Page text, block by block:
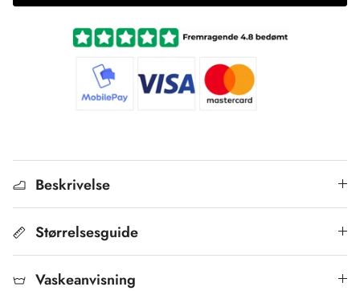
Beskrivelse
Størrelsesguide
Vaskeanvisning